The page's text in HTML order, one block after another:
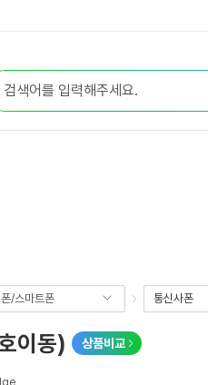
/스마트폰 통신사폰
이동) 상품비교